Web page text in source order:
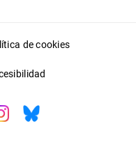
de cookies
Bluesky